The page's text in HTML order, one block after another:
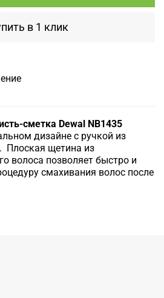
в 1 клик
сметка Dewal NB1435
дизайне с ручкой из
Плоская щетина из
волоса позволяет быстро и
смахивания волос после